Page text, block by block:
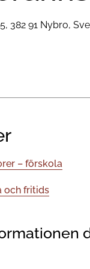
382 91 Nybro,
– förskola
och fritids